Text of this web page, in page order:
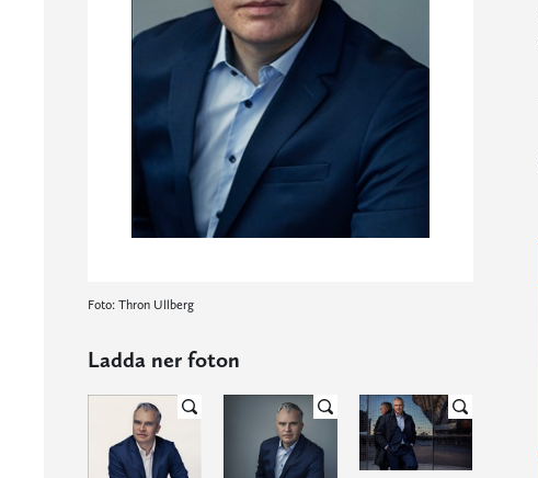
Foto: Thron Ullberg
Ladda ner foton